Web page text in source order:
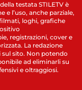
testata STILETV è
e l’uso, anche parziale,
loghi, grafiche
registrazioni, cover e
La redazione
sito. Non potendo
ad eliminarli su
e oltraggiosi.